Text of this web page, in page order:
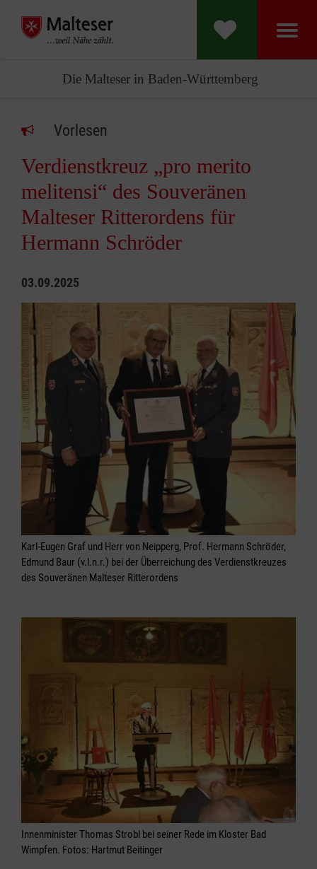
Die Malteser in Baden-Württemberg
Vorlesen
Verdienstkreuz „pro merito
melitensi“ des Souveränen
Malteser Ritterordens für
Hermann Schröder
03.09.2025
Karl-Eugen Graf und Herr von Neipperg, Prof. Hermann Schröder,
Edmund Baur (v.l.n.r.) bei der Überreichung des Verdienstkreuzes
des Souveränen Malteser Ritterordens
Innenminister Thomas Strobl bei seiner Rede im Kloster Bad
Wimpfen. Fotos: Hartmut Beitinger